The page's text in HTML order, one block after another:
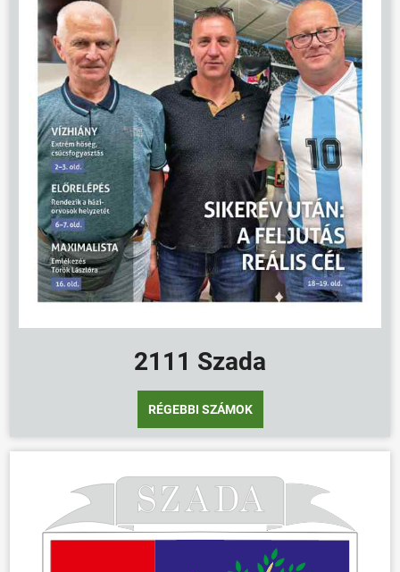
ÖNKORMÁNYZAT
ÜGYINTÉZÉS
KÖZÖSSÉG
2111 Szada
RÉGEBBI SZÁMOK